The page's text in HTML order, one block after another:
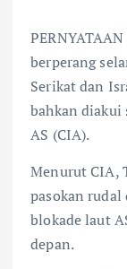
berperang
Serikat dan
bahkan
AS (CIA).
Menurut CIA,
pasokan rudal
blokade laut
depan.